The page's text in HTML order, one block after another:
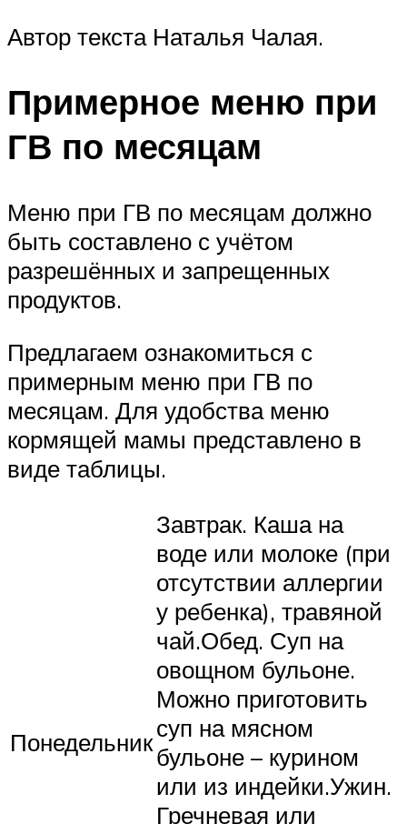
Автор текста Наталья Чалая.
Примерное меню при
ГВ по месяцам
Меню при ГВ по месяцам должно
быть составлено с учётом
разрешённых и запрещенных
продуктов.
Предлагаем ознакомиться с
примерным меню при ГВ по
месяцам. Для удобства меню
кормящей мамы представлено в
виде таблицы.
Понедельник
Завтрак. Каша на
воде или молоке (при
отсутствии аллергии
у ребенка), травяной
чай.Обед. Суп на
овощном бульоне.
Можно приготовить
суп на мясном
бульоне – курином
или из индейки.Ужин.
Гречневая или